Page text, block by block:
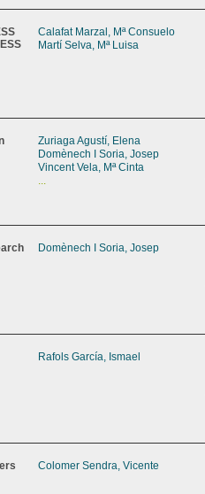
Calafat Marzal, Mª Consuelo
Martí Selva, Mª Luisa
Zuriaga Agustí, Elena
Domènech I Soria, Josep
Vincent Vela, Mª Cinta
...
Domènech I Soria, Josep
Rafols García, Ismael
Colomer Sendra, Vicente